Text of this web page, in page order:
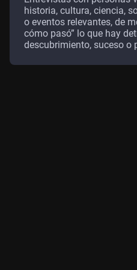
historia, cultura, ciencia,
o eventos relevantes, de
cómo pasó” lo que hay
descubrimiento, suceso o